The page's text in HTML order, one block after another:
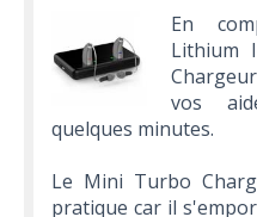
En
Lithium
vos
quelques minutes.
Le Mini Turbo
pratique car il